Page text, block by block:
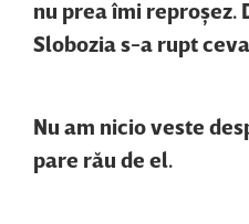
nu prea îmi reproşez.
Slobozia s-a rupt
Nu am nicio veste
pare rău de el.